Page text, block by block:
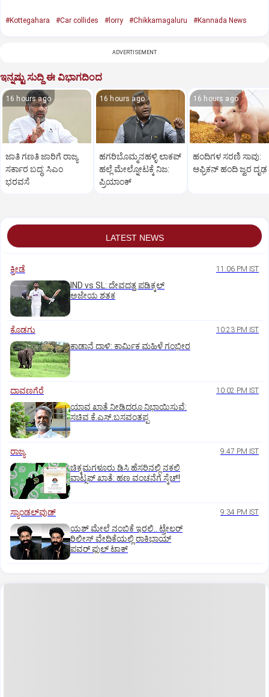
#Kottegahara #Car collides #lorry #Chikkamagaluru #Kannada News
ADVERTISEMENT
ಇನ್ನಷ್ಟು ಸುದ್ದಿ ಈ ವಿಭಾಗದಿಂದ
16 hours ago
ಜಾತಿ ಗಣತಿ ಜಾರಿಗೆ ರಾಜ್ಯ
ಸರ್ಕಾರ ಬದ್ಧ: ಸಿಎಂ
ಭರವಸೆ
16 hours ago
ಹಗರಿಬೊಮ್ಮನಹಳ್ಳಿ ಲಾಕಪ್‌
ಹಲ್ಲೆ ಮೇಲ್ನೋಟಕ್ಕೆ ನಿಜ:
ಪ್ರಿಯಾಂಕ್‌
16 hours ago
ಹಂದಿಗಳ ಸರಣಿ ಸಾವು:
ಆಫ್ರಿಕನ್‌ ಹಂದಿ ಜ್ವರ ದೃಢ
LATEST NEWS
ಕ್ರೀಡೆ 11:06 PM IST
IND vs SL: ದೇವದತ್ತ ಪಡಿಕ್ಕಲ್‌
ಅಜೇಯ ಶತಕ
ಕೊಡಗು 10:23 PM IST
ಕಾಡಾನೆ ದಾಳಿ: ಕಾರ್ಮಿಕ ಮಹಿಳೆ ಗಂಭೀರ
ದಾವಣಗೆರೆ 10:02 PM IST
ಯಾವ ಖಾತೆ ನೀಡಿದರೂ ನಿಭಾಯಿಸುವೆ:
ಸಚಿವ ಕೆ.ಎಸ್.ಬಸವಂತಪ್ಪ
ರಾಜ್ಯ 9:47 PM IST
ಚಿಕ್ಕಮಗಳೂರು ಡಿಸಿ ಹೆಸರಿನಲ್ಲಿ ನಕಲಿ
ವಾಟ್ಸಪ್ ಖಾತೆ: ಹಣ ವಂಚನೆಗೆ ಸ್ಕೆಚ್!
ಸ್ಯಾಂಡಲ್‌ವುಡ್‌ 9:34 PM IST
ಯಶ್‌ ಮೇಲೆ ನಂಬಿಕೆ ಇರಲಿ.. ಟ್ರೇಲರ್‌
ರಿಲೀಸ್‌ ವೇದಿಕೆಯಲ್ಲಿ ರಾಕಿಭಾಯ್‌
ಪವರ್‌ ಫುಲ್‌ ಟಾಕ್